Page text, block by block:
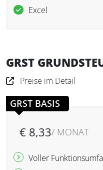
Excel
GRST
Preise im Detail
GRST BASIS
€ 8,33/ MONAT
Voller